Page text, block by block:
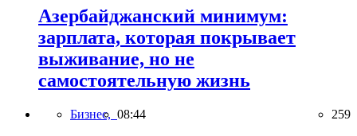
Азербайджанский минимум:
зарплата, которая покрывает
выживание, но не
самостоятельную жизнь
Бизнес, 08:44 259